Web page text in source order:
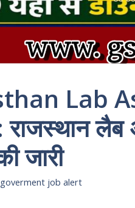
Lab
लैब
जारी
goverment job alert